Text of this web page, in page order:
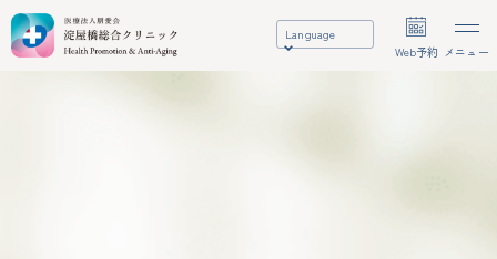
Language
Web予約 メニュー